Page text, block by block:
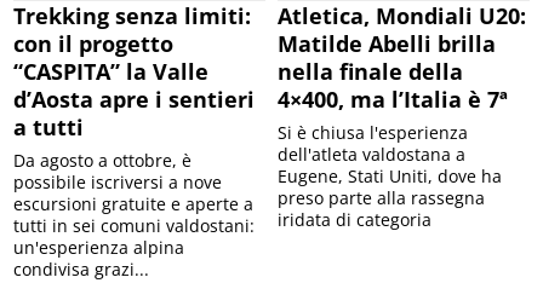
Trekking senza limiti:
con il progetto
“CASPITA” la Valle
d’Aosta apre i sentieri
a tutti
Da agosto a ottobre, è
possibile iscriversi a nove
escursioni gratuite e aperte a
tutti in sei comuni valdostani:
un'esperienza alpina
condivisa grazi...
Atletica, Mondiali U20:
Matilde Abelli brilla
nella finale della
4×400, ma l’Italia è 7ª
Si è chiusa l'esperienza
dell'atleta valdostana a
Eugene, Stati Uniti, dove ha
preso parte alla rassegna
iridata di categoria